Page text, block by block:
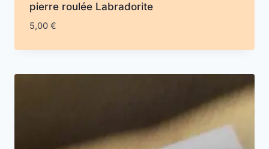
pierre roulée Labradorite
5,00 €